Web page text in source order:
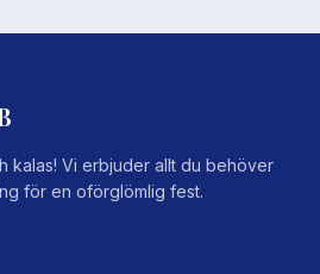
kalas! Vi erbjuder allt du behöver
för en oförglömlig fest.